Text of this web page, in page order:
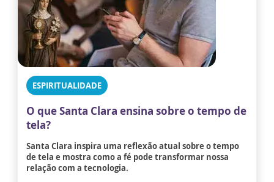
ESPIRITUALIDADE
O que Santa Clara ensina sobre o tempo de
tela?
Santa Clara inspira uma reflexão atual sobre o tempo
de tela e mostra como a fé pode transformar nossa
relação com a tecnologia.